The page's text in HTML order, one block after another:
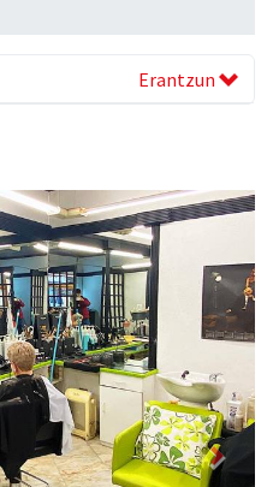
Erantzun
Next